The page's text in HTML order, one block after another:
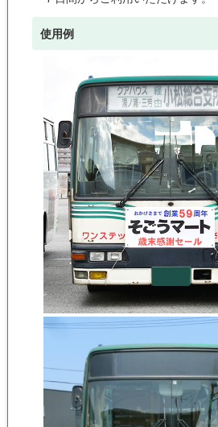
使用例